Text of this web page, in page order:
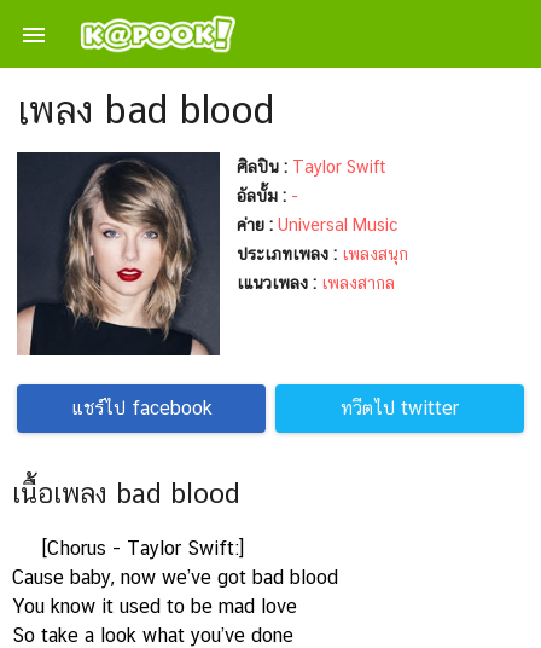

เพลง bad blood
ศิลปิน : Taylor Swift
อัลบั้ม : -
ค่าย : Universal Music
ประเภทเพลง : เพลงสนุก
เแนวเพลง : เพลงสากล
แชร์ไป facebook ทวีตไป twitter
เนื้อเพลง bad blood
[Chorus - Taylor Swift:]
Cause baby, now we’ve got bad blood
You know it used to be mad love
So take a look what you’ve done